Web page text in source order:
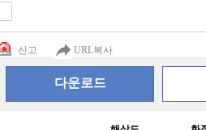
신고 URL복사
다운로드